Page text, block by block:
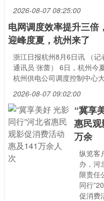
2026-08-07 08:25:00
电网调度效率提升三倍
迎峰度夏，杭州来了
浙江日报杭州8月6日讯 （
通讯员 张蕾） 6日，杭州今
杭州供电公司调度控制中心
2026-08-07 09:02:00
“冀享
惠民观
万余
纵览客
办，河
限责任
同行
促消费